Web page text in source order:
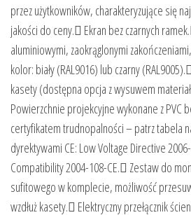
przez użytkowników, charakteryzujące się
jakości do ceny. Ekran bez czarnych
aluminiowymi, zaokrąglonymi
kolor: biały (RAL9016) lub czarny
kasety (dostępna opcja z wysuwem
Powierzchnie projekcyjne wykonane z PVC
certyfikatem trudnopalności – patrz tabela
dyrektywami CE: Low Voltage Directive
Compatibility 2004-108-CE. Zestaw do
sufitowego w komplecie, możliwość
wzdłuż kasety. Elektryczny przełącznik